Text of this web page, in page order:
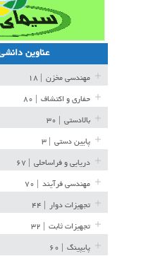
عناوین
مهندسی مخزن
حفاری و اکتشاف
بالادستی
پایین دستی
دریایی و فراساحلی
مهندسی فرآیند
تجهیزات دوار
تجهیزات ثابت
پایپینگ